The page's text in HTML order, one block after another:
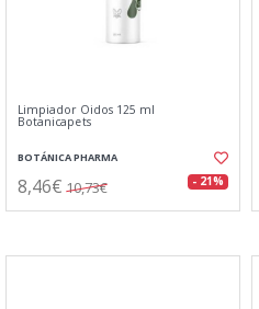
Limpiador Oidos 125 ml
Botanicapets
BOTÁNICA PHARMA
8,46€ 10,73€ - 21%